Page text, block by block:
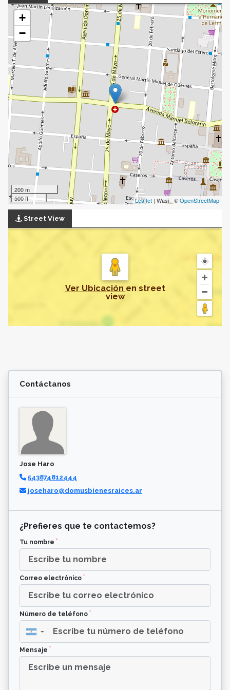
+
−
200 m
500 ft
Leaflet | Wasi - ©OpenStreetMap
Street View
Ver Ubicación en street
view
Contáctanos
Jose Haro
543874812444
joseharo@domusbienesraices.ar
¿Prefieres que te contactemos?
Tu nombre *
Correo electrónico *
Número de teléfono *
▼
Mensaje *